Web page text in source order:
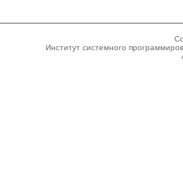
Институт системного